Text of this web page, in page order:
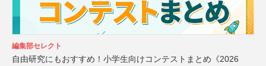
編集部セレクト
自由研究にもおすすめ！小学生向けコンテストまとめ《2026